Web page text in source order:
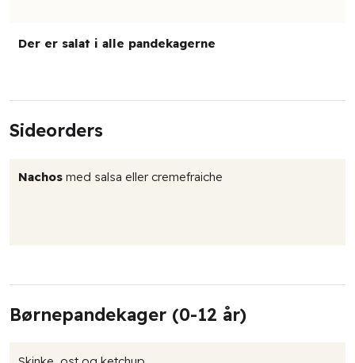
Der er salat i alle pandekagerne​
Sideorders
Nachos med salsa eller cremefraiche
Børnepandekager (0-12 år)